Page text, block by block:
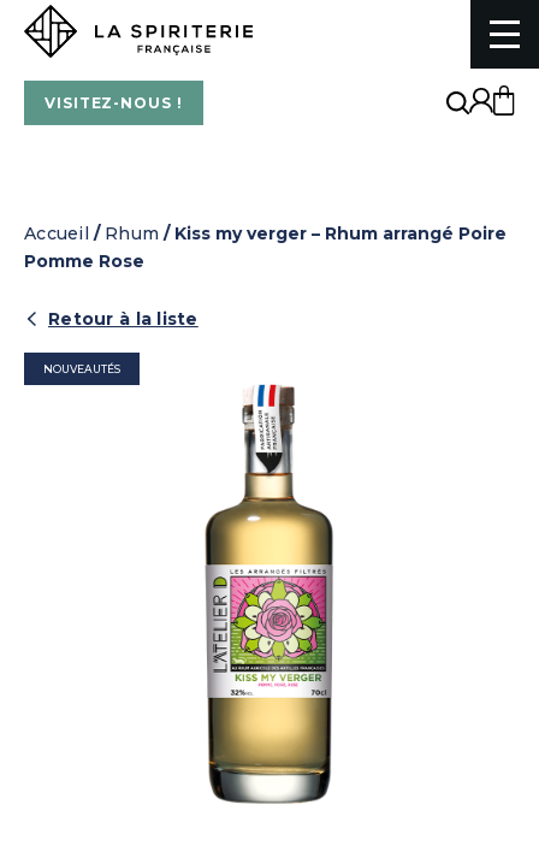
VISITEZ-NOUS !
La Spiriterie Française
Accueil / Rhum / Kiss my verger – Rhum arrangé Poire
Pomme Rose
Retour à la liste
NOUVEAUTÉS